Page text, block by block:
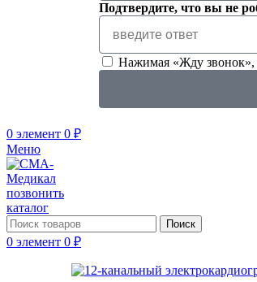
Подтвердите, что вы не
Нажимая «Жду звонок»,
0 элемент 0 ₽
Меню
позвонить
каталог
Поиск
0 элемент 0 ₽